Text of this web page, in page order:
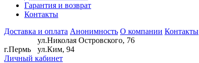
Гарантия и возврат
Контакты
Доставка и оплата Анонимность О компании Контакты
г.Пермь
ул.Николая Островского, 76
ул.Ким, 94
Личный кабинет